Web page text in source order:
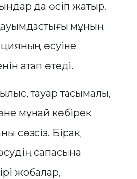
да өсіп жатыр.
мұның
өсуіне
атап өтеді.
тауар тасымалы,
мұнай көбірек
сөзсіз. Бірақ
сапасына
жобалар,